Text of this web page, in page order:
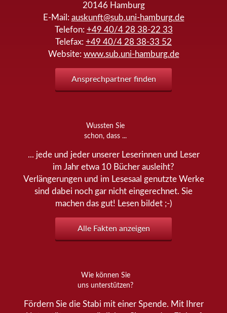
20146 Hamburg
E-Mail: auskunft@sub.uni-hamburg.de
Telefon: +49 40/4 28 38-22 33
Telefax: +49 40/4 28 38-33 52
Website: www.sub.uni-hamburg.de
Ansprechpartner finden
Wussten Sie
schon, dass ...
... jede und jeder unserer Leserinnen und Leser
im Jahr etwa 10 Bücher ausleiht?
Verlängerungen und im Lesesaal genutzte Werke
sind dabei noch gar nicht eingerechnet. Sie
machen das gut! Lesen bildet ;-)
Alle Fakten anzeigen
Wie können Sie
uns unterstützen?
Fördern Sie die Stabi mit einer Spende. Mit Ihrer